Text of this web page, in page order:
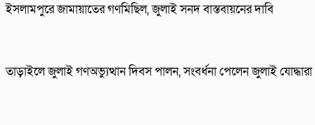
ইসলামপুরে জামায়াতের গণমিছিল, জুলাই সনদ বাস্তবায়নের দাবি
তাড়াইলে জুলাই গণঅভ্যুত্থান দিবস পালন, সংবর্ধনা পেলেন জুলাই যোদ্ধারা